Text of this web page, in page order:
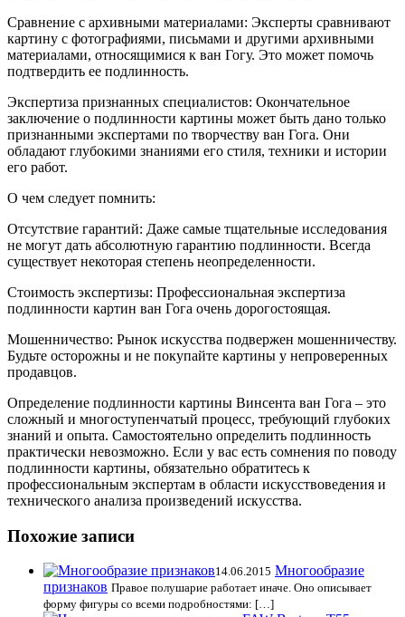
Сравнение с архивными материалами: Эксперты сравнивают
картину с фотографиями, письмами и другими архивными
материалами, относящимися к ван Гогу. Это может помочь
подтвердить ее подлинность.
Экспертиза признанных специалистов: Окончательное
заключение о подлинности картины может быть дано только
признанными экспертами по творчеству ван Гога. Они
обладают глубокими знаниями его стиля, техники и истории
его работ.
О чем следует помнить:
Отсутствие гарантий: Даже самые тщательные исследования
не могут дать абсолютную гарантию подлинности. Всегда
существует некоторая степень неопределенности.
Стоимость экспертизы: Профессиональная экспертиза
подлинности картин ван Гога очень дорогостоящая.
Мошенничество: Рынок искусства подвержен мошенничеству.
Будьте осторожны и не покупайте картины у непроверенных
продавцов.
Определение подлинности картины Винсента ван Гога – это
сложный и многоступенчатый процесс, требующий глубоких
знаний и опыта. Самостоятельно определить подлинность
практически невозможно. Если у вас есть сомнения по поводу
подлинности картины, обязательно обратитесь к
профессиональным экспертам в области искусствоведения и
технического анализа произведений искусства.
Похожие записи
14.06.2015 Многообразие
признаков Правое полушарие работает иначе. Оно описывает
форму фигуры со всеми подробностями: […]